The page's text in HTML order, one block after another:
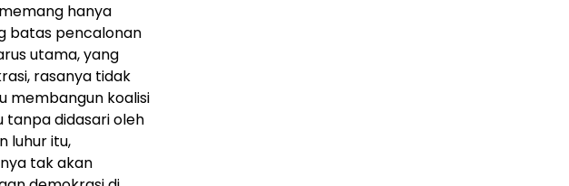
hanya
batas pencalonan
utama, yang
rasanya tidak
membangun koalisi
didasari oleh
luhur itu,
tak akan